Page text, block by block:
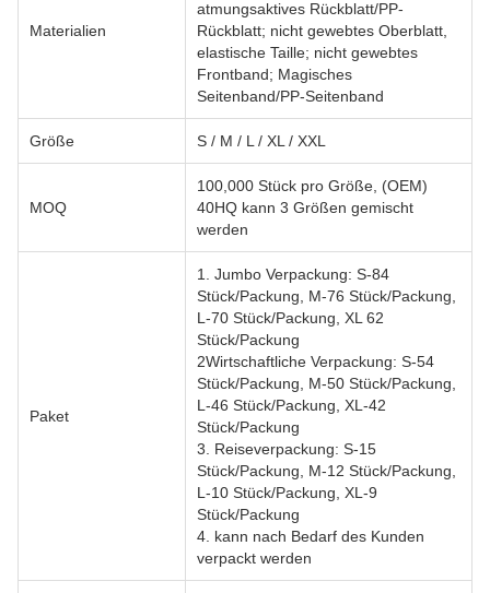
Materialien
atmungsaktives Rückblatt/PP-
Rückblatt; nicht gewebtes Oberblatt,
elastische Taille; nicht gewebtes
Frontband; Magisches
Seitenband/PP-Seitenband
Größe S / M / L / XL / XXL
MOQ
100,000 Stück pro Größe, (OEM)
40HQ kann 3 Größen gemischt
werden
Paket
1. Jumbo Verpackung: S-84
Stück/Packung, M-76 Stück/Packung,
L-70 Stück/Packung, XL 62
Stück/Packung
2Wirtschaftliche Verpackung: S-54
Stück/Packung, M-50 Stück/Packung,
L-46 Stück/Packung, XL-42
Stück/Packung
3. Reiseverpackung: S-15
Stück/Packung, M-12 Stück/Packung,
L-10 Stück/Packung, XL-9
Stück/Packung
4. kann nach Bedarf des Kunden
verpackt werden